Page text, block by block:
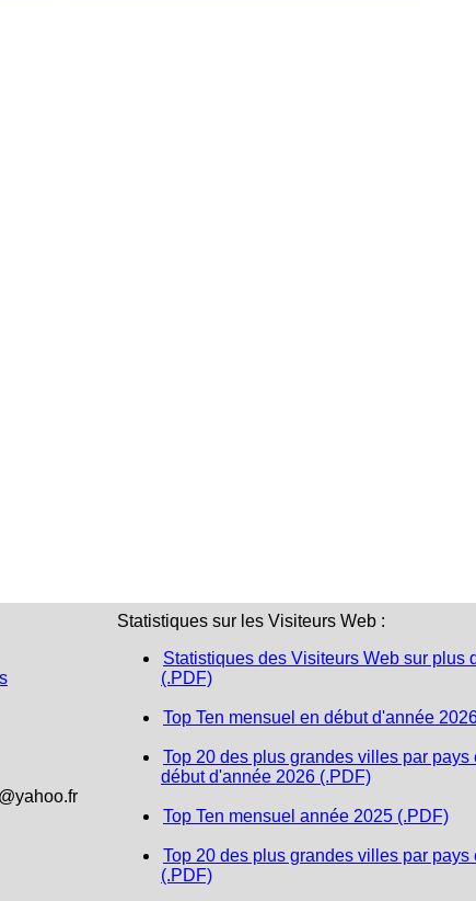
Statistiques sur les Visiteurs Web :
Statistiques des Visiteurs Web sur plus
(.PDF)
Top Ten mensuel en début d'année
Top 20 des plus grandes villes par pays
début d'année 2026 (.PDF)
Top Ten mensuel année 2025 (.PDF)
Top 20 des plus grandes villes par pays
(.PDF)